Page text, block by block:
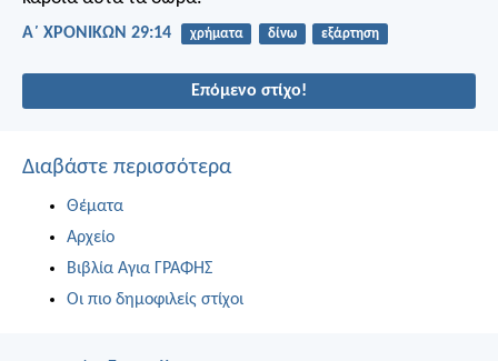
Α΄ ΧΡΟΝΙΚΩΝ 29:14 χρήματα δίνω εξάρτηση
Επόμενο στίχο!
Διαβάστε περισσότερα
Θέματα
Αρχείο
Βιβλία Αγια ΓΡΑΦΗΣ
Οι πιο δημοφιλείς στίχοι